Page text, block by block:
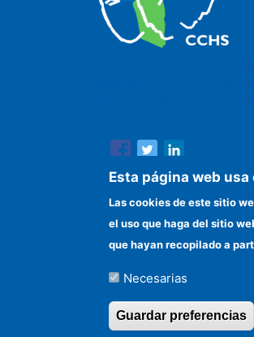
©Copyright 2026 Todos
Esta página web usa
Las cookies de este sitio
el uso que haga del sitio
que hayan recopilado a
Necesarias
Guardar preferencias